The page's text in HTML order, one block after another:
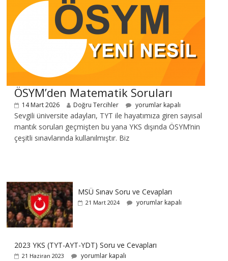
ÖSYM’den Matematik Soruları
14 Mart 2026 Doğru Tercihler yorumlar kapalı
Sevgili üniversite adayları, TYT ile hayatımıza giren sayısal
mantık soruları geçmişten bu yana YKS dışında ÖSYM’nin
çeşitli sınavlarında kullanılmıştır. Biz
MSÜ Sınav Soru ve Cevapları
21 Mart 2024 yorumlar kapalı
2023 YKS (TYT-AYT-YDT) Soru ve Cevapları
21 Haziran 2023 yorumlar kapalı